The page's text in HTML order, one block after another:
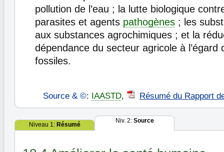
pollution de l’eau ; la lutte biologique
parasites et agents pathogènes ; les
aux substances agrochimiques ; et la
dépendance du secteur agricole à l’égard
fossiles.
Source & ©: IAASTD, Résumé du Rapport
Niveau 1: Résumé
Niv. 2: Source